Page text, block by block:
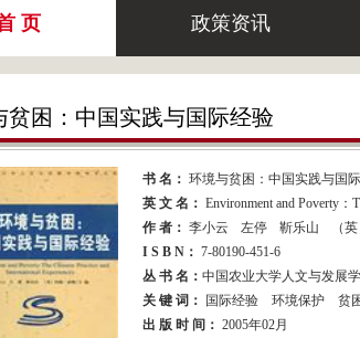
页 政策资讯
贫困：中国实践与国际经验
书 名： 环境与贫困：中国实践与国
英 文 名： Environment and Poverty：
作 者： 李小云 左停 靳乐山 （
I S B N： 7-80190-451-6
丛 书 名： 中国农业大学人文与发展
关 键 词：
国际经验 环境保护 贫
出 版 时 间： 2005年02月